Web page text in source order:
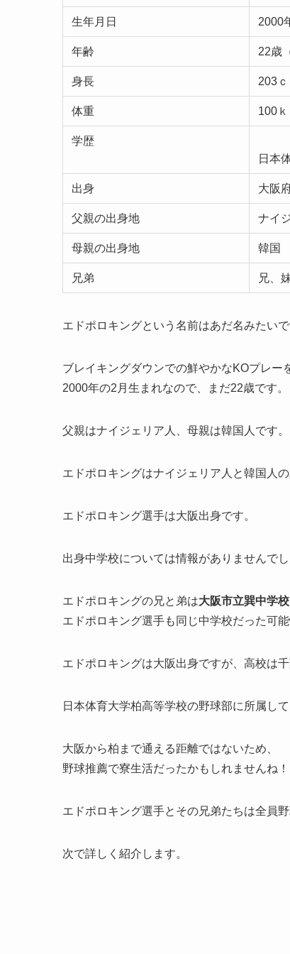
生年月日 2000
年齢 22歳
身長 203ｃ
体重 100ｋ
学歴
日本
出身 大阪
父親の出身地 ナイ
母親の出身地 韓国
兄弟 兄、
エドポロキングという名前はあだ名みたい
ブレイキングダウンでの鮮やかなKOプレー
2000年の2月生まれなので、まだ22歳です。
父親はナイジェリア人、母親は韓国人です。
エドポロキングはナイジェリア人と韓国人の
エドポロキング選手は大阪出身です。
出身中学校については情報がありませんでし
エドポロキングの兄と弟は大阪市立巽中学校
エドポロキング選手も同じ中学校だった可能
エドポロキングは大阪出身ですが、高校は
日本体育大学柏高等学校の野球部に所属して
大阪から柏まで通える距離ではないため、
野球推薦で寮生活だったかもしれませんね！
エドポロキング選手とその兄弟たちは全員
次で詳しく紹介します。